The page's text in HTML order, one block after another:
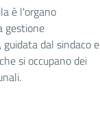
è l'organo
gestione
dal sindaco e
si occupano dei